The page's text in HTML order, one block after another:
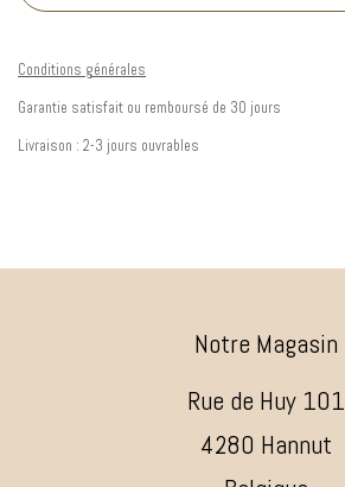
Conditions générales
Garantie satisfait ou remboursé de 30 jours
Livraison : 2-3 jours ouvrables
Notre Magasin
Rue de Huy 101
4280 Hannut